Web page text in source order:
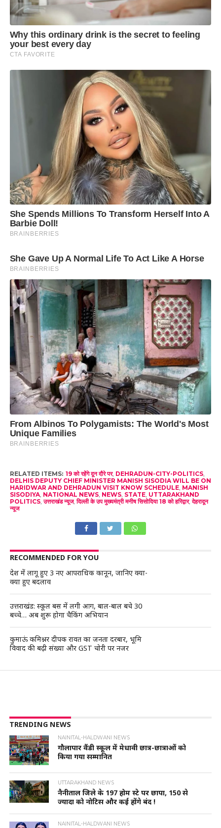
RELATED ITEMS: 19 को रहेंगे दून दौरे पर, DEHRADUN-CITY-POLITICS,
DELHIS DEPUTY CHIEF MINISTER MANISH SISODIA WILL BE ON
HARIDWAR AND DEHRADUN VISIT KNOW SCHEDULE, MANISH
SISODIYA, NATIONAL NEWS, NEWS, STATE, UTTARAKHAND
POLITICS,उत्तराखंड न्यूज,दिल्ली के उप मुख्यमंत्री मनीष सिसोदिया 18 को हरिद्वार,देहरादून
न्यूज
RECOMMENDED FOR YOU
देश में लागू हुए 3 नए आपराधिक कानून, जानिए क्या-
क्या हुए बदलाव
उत्तराखंड: स्कूल बस में लगी आग, बाल-बाल बचे 30
बच्चे… अब शुरू होगा चैकिंग अभियान
कुमाऊं कमिश्नर दीपक रावत का जनता दरबार, भूमि
विवाद की बढ़ी संख्या और GST चोरी पर नजर
TRENDING NEWS
NAINITAL-HALDWANI NEWS
गौलापार वैंडी स्कूल में मेधावी छात्र-छात्राओं को
किया गया सम्मानित
UTTARAKHAND NEWS
नैनीताल जिले के 197 होम स्टे पर छापा, 150 से
ज्यादा को नोटिस और कई होंगे बंद !
NAINITAL-HALDWANI NEWS